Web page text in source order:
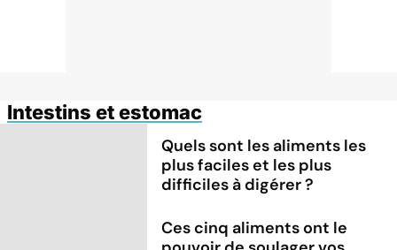
Intestins et estomac
Quels sont les aliments les
plus faciles et les plus
difficiles à digérer ?
Ces cinq aliments ont le